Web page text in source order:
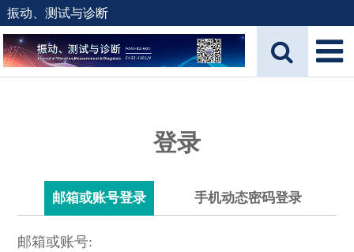
振动、测试与诊断
登录
邮箱或账号登录 手机动态密码登录
邮箱或账号: